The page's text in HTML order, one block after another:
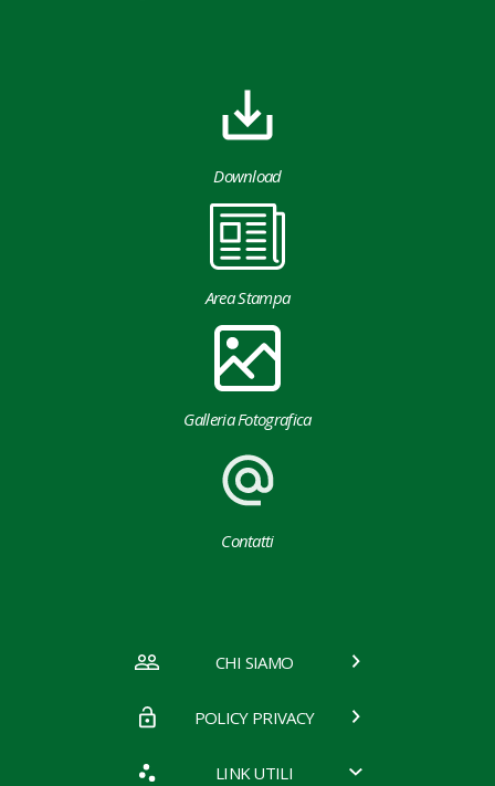
Download
Area Stampa
Galleria Fotografica
Contatti
CHI SIAMO
POLICY PRIVACY
LINK UTILI